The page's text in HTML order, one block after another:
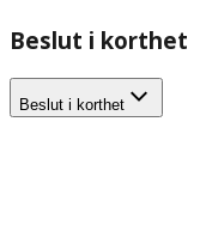
Beslut i korthet
Beslut i korthet